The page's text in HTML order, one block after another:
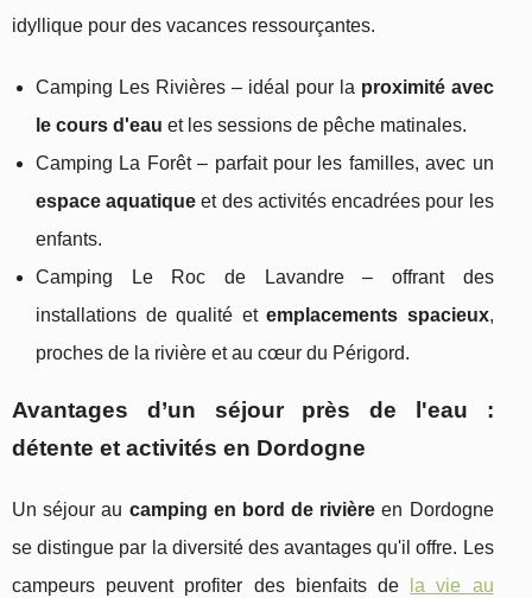
idyllique pour des vacances ressourçantes.
Camping Les Rivières – idéal pour la proximité avec
le cours d'eau et les sessions de pêche matinales.
Camping La Forêt – parfait pour les familles, avec un
espace aquatique et des activités encadrées pour les
enfants.
Camping Le Roc de Lavandre – offrant des
installations de qualité etemplacements spacieux,
proches de la rivière et au cœur du Périgord.
Avantages d’un séjour près de l'eau :
détente et activités en Dordogne
Un séjour au camping en bord de rivière en Dordogne
se distingue par la diversité des avantages qu'il offre. Les
campeurs peuvent profiter des bienfaits de
la vie au